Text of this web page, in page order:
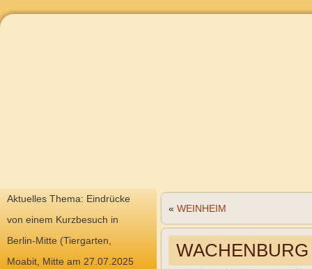
Aktuelles Thema: Eindrücke
von einem Kurzbesuch in
Berlin-Mitte (Tiergarten,
Moabit, Mitte am 27.07.2025
« WEINHEIM